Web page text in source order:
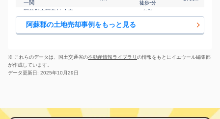
一関
徒歩-分
阿蘇郡南阿蘇村 大字
960 万円
加勢
1100㎡
阿蘇郡南阿蘇村 大字
河陰
170 万円
28
560㎡
河陽
徒歩-分
阿蘇郡南阿蘇村 大字
立野
久石
阿蘇郡の土地売却事例をもっと見る
※ これらのデータは、国土交通省の不動産情報ライブラリの情報をもとにイエウール編集部
が作成しています。
データ更新日: 2025年10月29日